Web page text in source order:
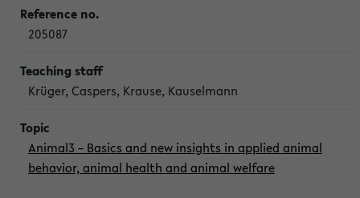
205087
Krüger, Caspers, Krause, Kauselmann
Animal3 – Basics and new insights in applied animal
behavior, animal health and animal welfare